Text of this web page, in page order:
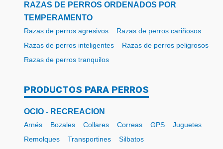
RAZAS DE PERROS ORDENADOS POR
TEMPERAMENTO
Razas de perros agresivos
Razas de perros cariñosos
Razas de perros inteligentes
Razas de perros peligrosos
Razas de perros tranquilos
PRODUCTOS PARA PERROS
OCIO - RECREACION
Arnés Bozales Collares Correas GPS
Juguetes
Remolques
Transportines Silbatos